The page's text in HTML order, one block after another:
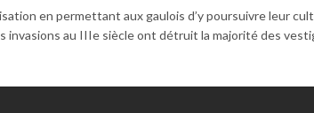
en permettant aux gaulois d’y poursuivre leur
invasions au IIIe siècle ont détruit la majorité des